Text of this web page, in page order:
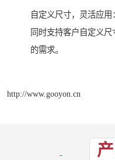
自定义尺寸，灵活应用
同时支持客户自定义
的需求。
http://www.gooyon.cn